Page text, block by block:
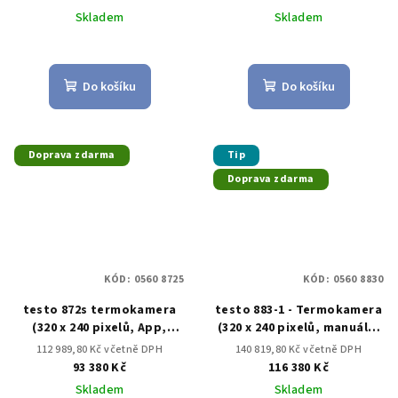
Skladem
Do košíku
sondou testo 605i
Skladem
Do košíku
Doprava zdarma
testo 872s termokamera
(320 x 240 pixelů, App,
laser)
112 989,80 Kč včetně DPH
93 380 Kč
Skladem
KÓD: 0560 8725
Tip
Doprava zdarma
testo 883-1 - Termokamera
(320 x 240 pixelů, manuální
ostření, aplikace, laser)
140 819,80 Kč včetně DPH
116 380 Kč
Skladem
KÓD: 0560 8830